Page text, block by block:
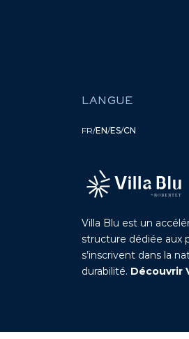
LANGUE
FR/EN/ES/CN
Villa Blu est un
structure dédiée aux
s’inscrivent dans la
durabilité. Découvrir